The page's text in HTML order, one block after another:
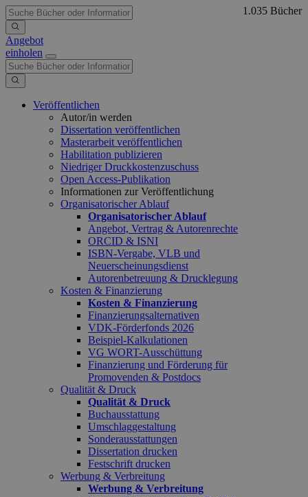
Angebot
einholen
Veröffentlichen
Autor/in werden
Dissertation veröffentlichen
Masterarbeit veröffentlichen
Habilitation publizieren
Niedriger Druckkostenzuschuss
Open Access-Publikation
Informationen zur Veröffentlichung
Organisatorischer Ablauf
Organisatorischer Ablauf
Angebot, Vertrag & Autorenrechte
ORCID & ISNI
ISBN-Vergabe, VLB und
Neuerscheinungsdienst
Autorenbetreuung & Drucklegung
Kosten & Finanzierung
Kosten & Finanzierung
Finanzierungsalternativen
VDK-Förderfonds 2026
Beispiel-Kalkulationen
VG WORT-Ausschüttung
Finanzierung und Förderung für
Promovenden & Postdocs
Qualität & Druck
Qualität & Druck
Buchausstattung
Umschlaggestaltung
Sonderausstattungen
Dissertation drucken
Festschrift drucken
Werbung & Verbreitung
Werbung & Verbreitung
1.035 Bücher